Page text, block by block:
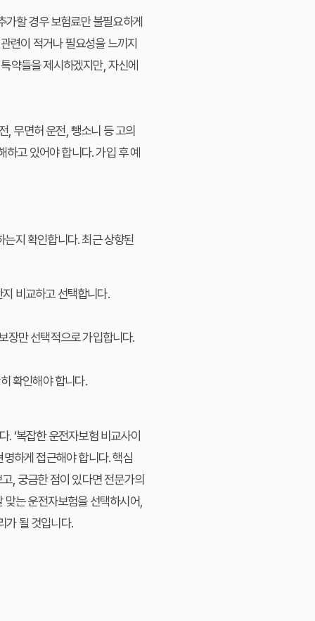
할 경우 보험료만 불필요하게
련이 적거나 필요성을 느끼지
약들을 제시하겠지만, 자신에
, 무면허 운전, 뺑소니 등 고의
고 있어야 합니다. 가입 후 예
지 확인합니다. 최근 상향된
비교하고 선택합니다.
장만 선택적으로 가입합니다.
확인해야 합니다.
‘복잡한 운전자보험 비교사이
하게 접근해야 합니다. 핵심
, 궁금한 점이 있다면 전문가의
는 운전자보험을 선택하시어,
가 될 것입니다.